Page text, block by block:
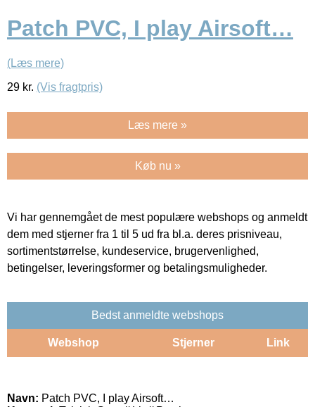
Patch PVC, I play Airsoft…
(Læs mere)
29 kr. (Vis fragtpris)
Læs mere »
Køb nu »
Vi har gennemgået de mest populære webshops og anmeldt
dem med stjerner fra 1 til 5 ud fra bl.a. deres prisniveau,
sortimentstørrelse, kundeservice, brugervenlighed,
betingelser, leveringsformer og betalingsmuligheder.
Bedst anmeldte webshops
Webshop Stjerner Link
Navn: Patch PVC, I play Airsoft…